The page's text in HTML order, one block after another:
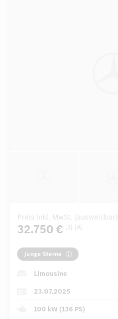
Preis inkl. MwSt. (ausweisbar)
32.750 € [3] [4]
Junge Sterne
Limousine
23.07.2025
100 kW (136 PS)